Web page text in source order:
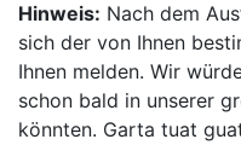
Hinweis: Nach dem
sich der von Ihnen
Ihnen melden. Wir
schon bald in unserer
könnten. Garta tuat